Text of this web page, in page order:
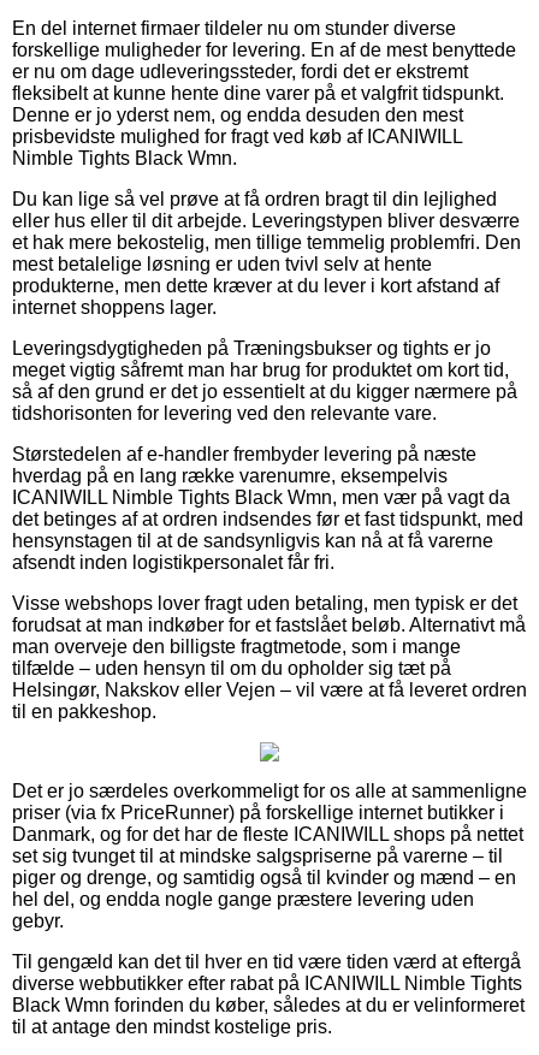
En del internet firmaer tildeler nu om stunder diverse
forskellige muligheder for levering. En af de mest benyttede
er nu om dage udleveringssteder, fordi det er ekstremt
fleksibelt at kunne hente dine varer på et valgfrit tidspunkt.
Denne er jo yderst nem, og endda desuden den mest
prisbevidste mulighed for fragt ved køb af ICANIWILL
Nimble Tights Black Wmn.
Du kan lige så vel prøve at få ordren bragt til din lejlighed
eller hus eller til dit arbejde. Leveringstypen bliver desværre
et hak mere bekostelig, men tillige temmelig problemfri. Den
mest betalelige løsning er uden tvivl selv at hente
produkterne, men dette kræver at du lever i kort afstand af
internet shoppens lager.
Leveringsdygtigheden på Træningsbukser og tights er jo
meget vigtig såfremt man har brug for produktet om kort tid,
så af den grund er det jo essentielt at du kigger nærmere på
tidshorisonten for levering ved den relevante vare.
Størstedelen af e-handler frembyder levering på næste
hverdag på en lang række varenumre, eksempelvis
ICANIWILL Nimble Tights Black Wmn, men vær på vagt da
det betinges af at ordren indsendes før et fast tidspunkt, med
hensynstagen til at de sandsynligvis kan nå at få varerne
afsendt inden logistikpersonalet får fri.
Visse webshops lover fragt uden betaling, men typisk er det
forudsat at man indkøber for et fastslået beløb. Alternativt må
man overveje den billigste fragtmetode, som i mange
tilfælde – uden hensyn til om du opholder sig tæt på
Helsingør, Nakskov eller Vejen – vil være at få leveret ordren
til en pakkeshop.
Det er jo særdeles overkommeligt for os alle at sammenligne
priser (via fx PriceRunner) på forskellige internet butikker i
Danmark, og for det har de fleste ICANIWILL shops på nettet
set sig tvunget til at mindske salgspriserne på varerne – til
piger og drenge, og samtidig også til kvinder og mænd – en
hel del, og endda nogle gange præstere levering uden
gebyr.
Til gengæld kan det til hver en tid være tiden værd at eftergå
diverse webbutikker efter rabat på ICANIWILL Nimble Tights
Black Wmn forinden du køber, således at du er velinformeret
til at antage den mindst kostelige pris.